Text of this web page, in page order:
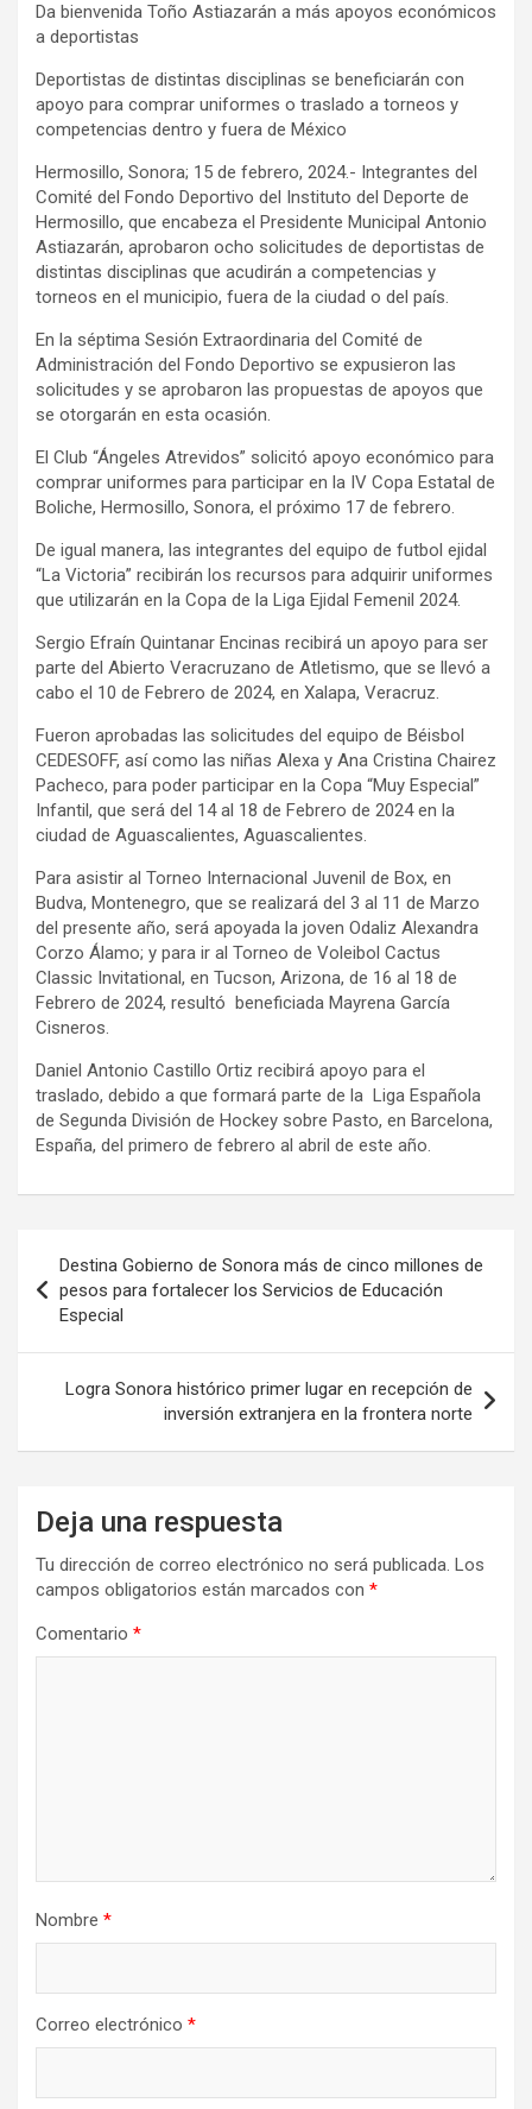
Da bienvenida Toño Astiazarán a más apoyos económicos
a deportistas
Deportistas de distintas disciplinas se beneficiarán con
apoyo para comprar uniformes o traslado a torneos y
competencias dentro y fuera de México
Hermosillo, Sonora; 15 de febrero, 2024.- Integrantes del
Comité del Fondo Deportivo del Instituto del Deporte de
Hermosillo, que encabeza el Presidente Municipal Antonio
Astiazarán, aprobaron ocho solicitudes de deportistas de
distintas disciplinas que acudirán a competencias y
torneos en el municipio, fuera de la ciudad o del país.
En la séptima Sesión Extraordinaria del Comité de
Administración del Fondo Deportivo se expusieron las
solicitudes y se aprobaron las propuestas de apoyos que
se otorgarán en esta ocasión.
El Club “Ángeles Atrevidos” solicitó apoyo económico para
comprar uniformes para participar en la IV Copa Estatal de
Boliche, Hermosillo, Sonora, el próximo 17 de febrero.
De igual manera, las integrantes del equipo de futbol ejidal
“La Victoria” recibirán los recursos para adquirir uniformes
que utilizarán en la Copa de la Liga Ejidal Femenil 2024.
Sergio Efraín Quintanar Encinas recibirá un apoyo para ser
parte del Abierto Veracruzano de Atletismo, que se llevó a
cabo el 10 de Febrero de 2024, en Xalapa, Veracruz.
Fueron aprobadas las solicitudes del equipo de Béisbol
CEDESOFF, así como las niñas Alexa y Ana Cristina Chairez
Pacheco, para poder participar en la Copa “Muy Especial”
Infantil, que será del 14 al 18 de Febrero de 2024 en la
ciudad de Aguascalientes, Aguascalientes.
Para asistir al Torneo Internacional Juvenil de Box, en
Budva, Montenegro, que se realizará del 3 al 11 de Marzo
del presente año, será apoyada la joven Odaliz Alexandra
Corzo Álamo; y para ir al Torneo de Voleibol Cactus
Classic Invitational, en Tucson, Arizona, de 16 al 18 de
Febrero de 2024, resultó beneficiada Mayrena García
Cisneros.
Daniel Antonio Castillo Ortiz recibirá apoyo para el
traslado, debido a que formará parte de la Liga Española
de Segunda División de Hockey sobre Pasto, en Barcelona,
España, del primero de febrero al abril de este año.
de
entradas
Destina Gobierno de Sonora más de cinco millones de
pesos para fortalecer los Servicios de Educación
Especial
Logra Sonora histórico primer lugar en recepción de
inversión extranjera en la frontera norte
Deja una respuesta
Tu dirección de correo electrónico no será publicada. Los
campos obligatorios están marcados con *
Comentario *
Nombre *
Correo electrónico *